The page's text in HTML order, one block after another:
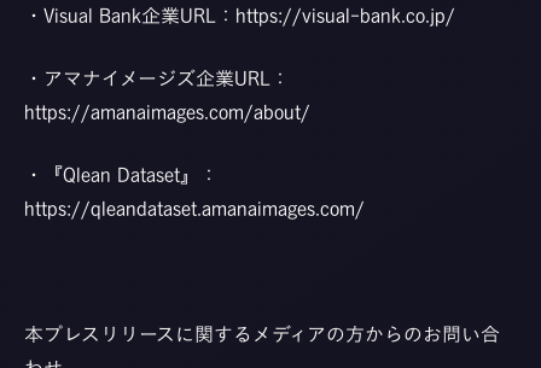
・Visual Bank企業URL： https://visual-bank.co.jp/
・アマナイメージズ企業URL：
https://amanaimages.com/about/
・『Qlean Dataset』：
https://qleandataset.amanaimages.com/
本プレスリリースに関するメディアの方からのお問い合